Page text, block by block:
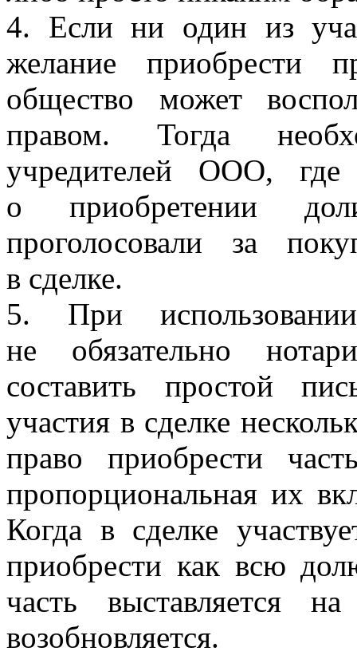
4. Если ни один из
желание приобрести
общество может
правом. Тогда
учредителей ООО, где
о приобретении
проголосовали за
в сделке.
5. При
не обязательно
составить простой
участия в сделке
право приобрести
пропорциональная их
Когда в сделке
приобрести как всю
часть выставляется
возобновляется.